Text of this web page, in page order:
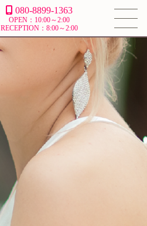
080-8899-1363
OPEN：10:00～2:00
RECEPTION：8:00～2:00